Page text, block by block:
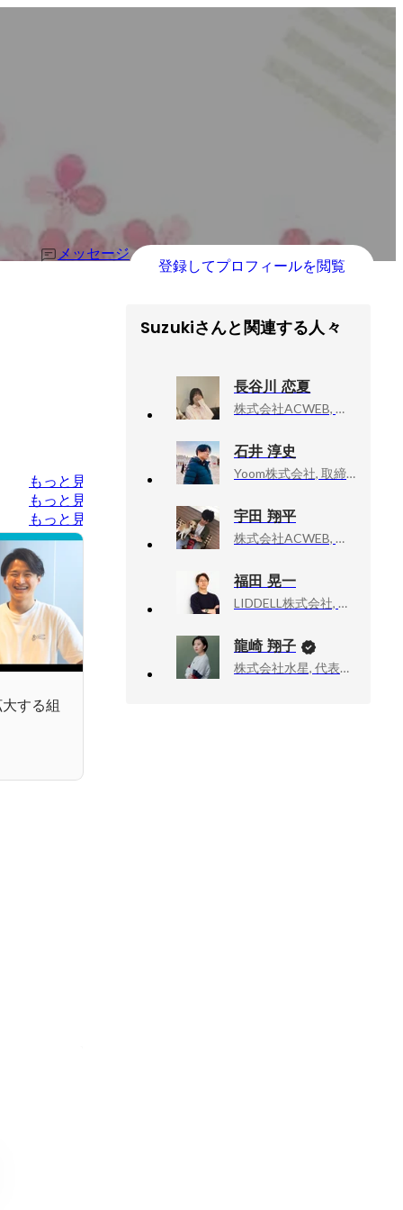
メッセージ
登録してプロフィールを閲覧
もっと見る
もっと見る
もっと見る
する組
Suzukiさんと関連する人々
長谷川 恋夏
株式会社ACWEB, 総務・広報
石井 淳史
Yoom株式会社, 取締役CTO、COO
宇田 翔平
株式会社ACWEB, オンサイトソリューション事業部 事業統括部長
福田 晃一
LIDDELL株式会社, 代表取締役CEO
龍崎 翔子
株式会社水星, 代表取締役